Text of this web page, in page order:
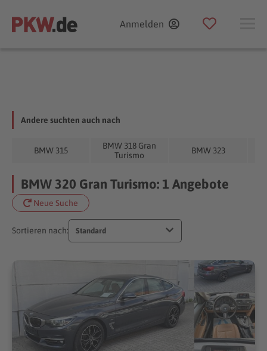
Anmelden
Andere suchten auch nach
BMW 315
BMW 318 Gran
Turismo
BMW 323
BMW 320 Gran Turismo: 1 Angebote
Neue Suche
Sortieren nach: Standard